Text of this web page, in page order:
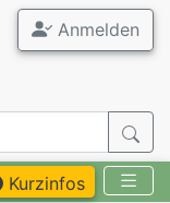
Anmelden
Kurzinfos